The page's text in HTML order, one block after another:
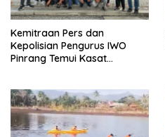
Kemitraan Pers dan
Kepolisian Pengurus IWO
Pinrang Temui Kasat